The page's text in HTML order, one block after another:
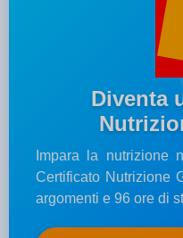
Diventa
Impara la nutrizione
Certificato Nutrizione
argomenti e 96 ore di